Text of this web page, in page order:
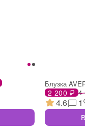
Блузка
2 200 ₽ 4
4.6 1